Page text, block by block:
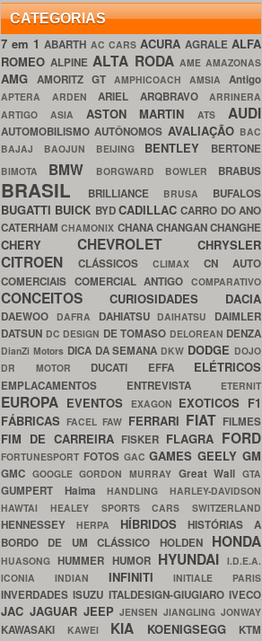
CATEGORIAS
7 em 1ABARTH AC CARS ACURA AGRALE ALFA
ROMEOALPINEALTA RODA AME AMAZONAS
AMG AMORITZ GT AMPHICOACH AMSIA Antigo
APTERA ARDEN ARIEL ARQBRAVO ARRINERA
ARTIGO ASIA ASTON MARTINATS AUDI
AUTOMOBILISMOAUTÔNOMOS AVALIAÇÃO BAC
BAJAJ BAOJUN BEIJING BENTLEY BERTONE
BIMOTA BMW BORGWARD BOWLER BRABUS
BRASIL BRILLIANCE BRUSA BUFALOS
BUGATTI BUICK BYDCADILLACCARRO DO ANO
CATERHAMCHAMONIX CHANACHANGANCHANGHE
CHERY CHEVROLET CHRYSLER
CITROEN CLÁSSICOS CLIMAX CN AUTO
COMERCIAIS COMERCIAL ANTIGOCOMPARATIVO
CONCEITOS CURIOSIDADES DACIA
DAEWOO DAFRA DAHIATSU DAIHATSU DAIMLER
DATSUN DC DESIGN DE TOMASO DELOREAN DENZA
DianZi Motors DICA DA SEMANA DKW DODGE DOJO
DR MOTOR DUCATI EFFA ELÉTRICOS
EMPLACAMENTOS ENTREVISTA ETERNIT
EUROPA EVENTOS EXAGON EXOTICOS F1
FÁBRICASFACELFAW FERRARI FIAT FILMES
FIM DE CARREIRA FISKER FLAGRA FORD
FORTUNESPORT FOTOS GACGAMESGEELYGM
GMC GOOGLEGORDON MURRAY Great WallGTA
GUMPERT HaimaHANDLINGHARLEY-DAVIDSON
HAWTAI HEALEY SPORTS CARS SWITZERLAND
HENNESSEY HERPA HÍBRIDOSHISTÓRIAS A
BORDO DE UM CLÁSSICO HOLDEN HONDA
HUASONGHUMMER HUMOR HYUNDAI I.D.E.A.
ICONIA INDIAN INFINITIINITIALE PARIS
INVERDADESISUZU ITALDESIGN-GIUGIAROIVECO
JAC JAGUAR JEEPJENSENJIANGLINGJONWAY
KAWASAKI KAWEI KIA KOENIGSEGG KTM